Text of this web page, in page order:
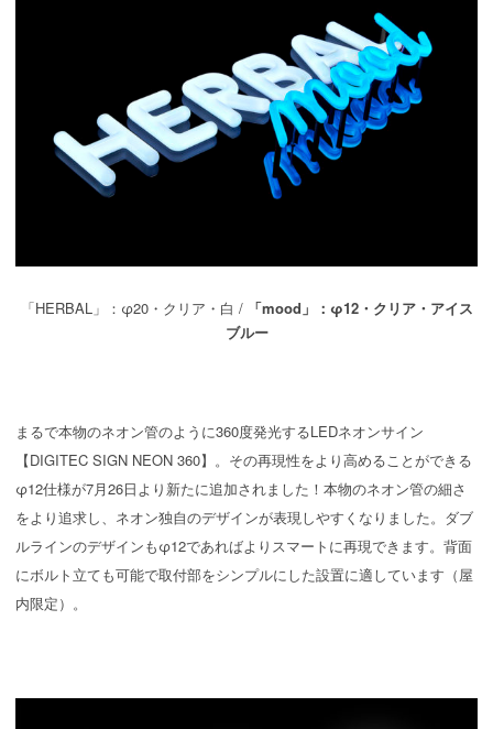
「HERBAL」：φ20・クリア・白 / 「mood」：φ12・クリア・アイス
ブルー
まるで本物のネオン管のように360度発光するLEDネオンサイン
【DIGITEC SIGN NEON 360】。その再現性をより高めることができる
φ12仕様が7月26日より新たに追加されました！本物のネオン管の細さ
をより追求し、ネオン独自のデザインが表現しやすくなりました。ダブ
ルラインのデザインもφ12であればよりスマートに再現できます。背面
にボルト立ても可能で取付部をシンプルにした設置に適しています（屋
内限定）。